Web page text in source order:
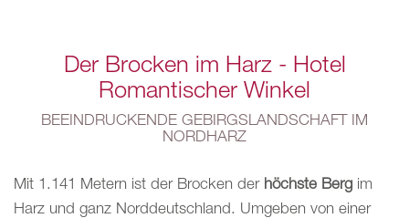
Der Brocken im Harz - Hotel
Romantischer Winkel
BEEINDRUCKENDE GEBIRGSLANDSCHAFT IM
NORDHARZ
Mit 1.141 Metern ist der Brocken der höchste Berg im
Harz und ganz Norddeutschland. Umgeben von einer